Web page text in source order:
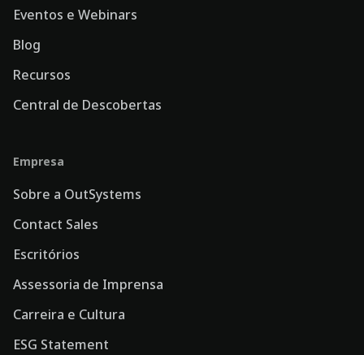
Eventos e Webinars
Blog
Recursos
Central de Descobertas
Empresa
Sobre a OutSystems
Contact Sales
Escritórios
Assessoria de Imprensa
Carreira e Cultura
ESG Statement